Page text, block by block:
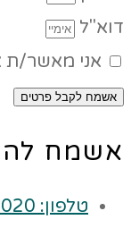
דוא"ל
אני מאשר/ת
אשמח לקבל פרטים
אשמח
טלפון: 050-628-9020